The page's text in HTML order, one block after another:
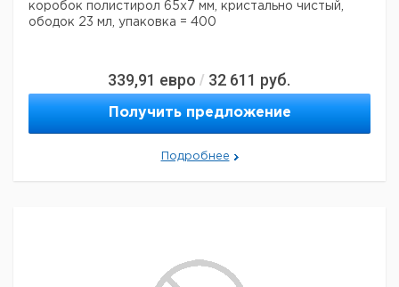
коробок полистирол 65x7 мм, кристально чистый,
ободок 23 мл, упаковка = 400
339,91 евро / 32 611 руб.
Получить предложение
Подробнее